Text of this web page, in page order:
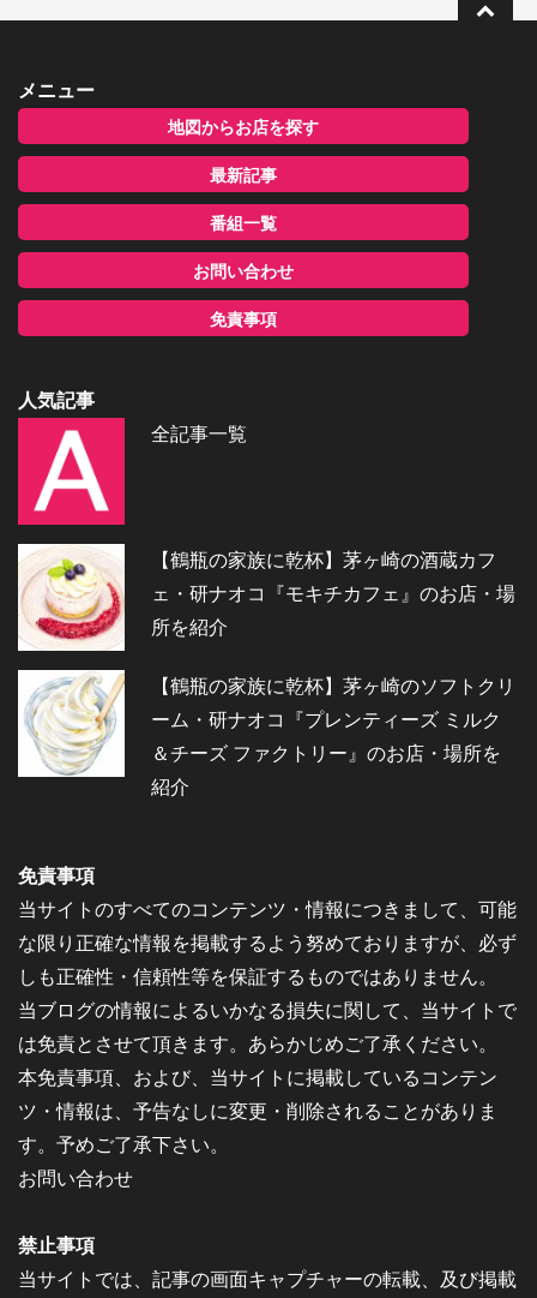
メニュー
地図からお店を探す
最新記事
番組一覧
お問い合わせ
免責事項
人気記事
全記事一覧
【鶴瓶の家族に乾杯】茅ヶ崎の酒蔵カフ
ェ・研ナオコ『モキチカフェ』のお店・場
所を紹介
【鶴瓶の家族に乾杯】茅ヶ崎のソフトクリ
ーム・研ナオコ『プレンティーズ ミルク
＆チーズ ファクトリー』のお店・場所を
紹介
免責事項
当サイトのすべてのコンテンツ・情報につきまして、可能
な限り正確な情報を掲載するよう努めておりますが、必ず
しも正確性・信頼性等を保証するものではありません。
当ブログの情報によるいかなる損失に関して、当サイトで
は免責とさせて頂きます。あらかじめご了承ください。
本免責事項、および、当サイトに掲載しているコンテン
ツ・情報は、予告なしに変更・削除されることがありま
す。予めご了承下さい。
お問い合わせ
禁止事項
当サイトでは、記事の画面キャプチャーの転載、及び掲載